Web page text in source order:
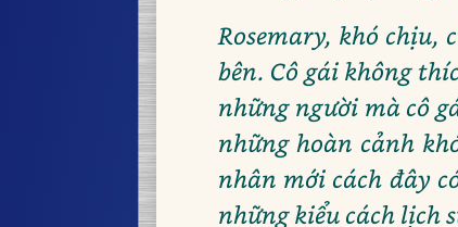
Rosemary, khó chịu,
bên. Cô gái không
những người mà cô
những hoàn cảnh
nhân mới cách đây
những kiểu cách lịch